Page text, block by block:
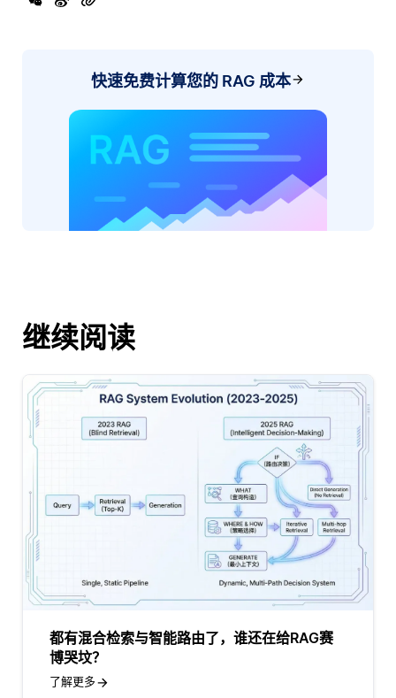
快速免费计算您的 RAG 成本
继续阅读
都有混合检索与智能路由了，谁还在给RAG赛
博哭坟？
了解更多